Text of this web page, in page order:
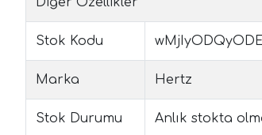
Stok Kodu
Marka Hertz
Stok Durumu Anlık stokta